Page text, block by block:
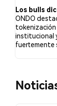
Los bulls
ONDO
tokenización
institucional
fuertemente